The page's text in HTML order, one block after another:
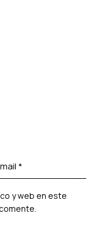
y web en este